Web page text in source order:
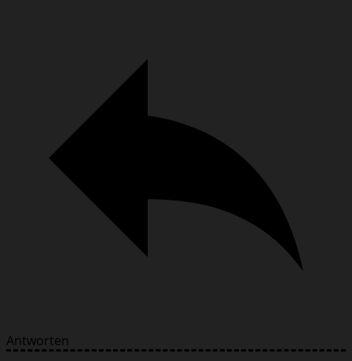
Antworten